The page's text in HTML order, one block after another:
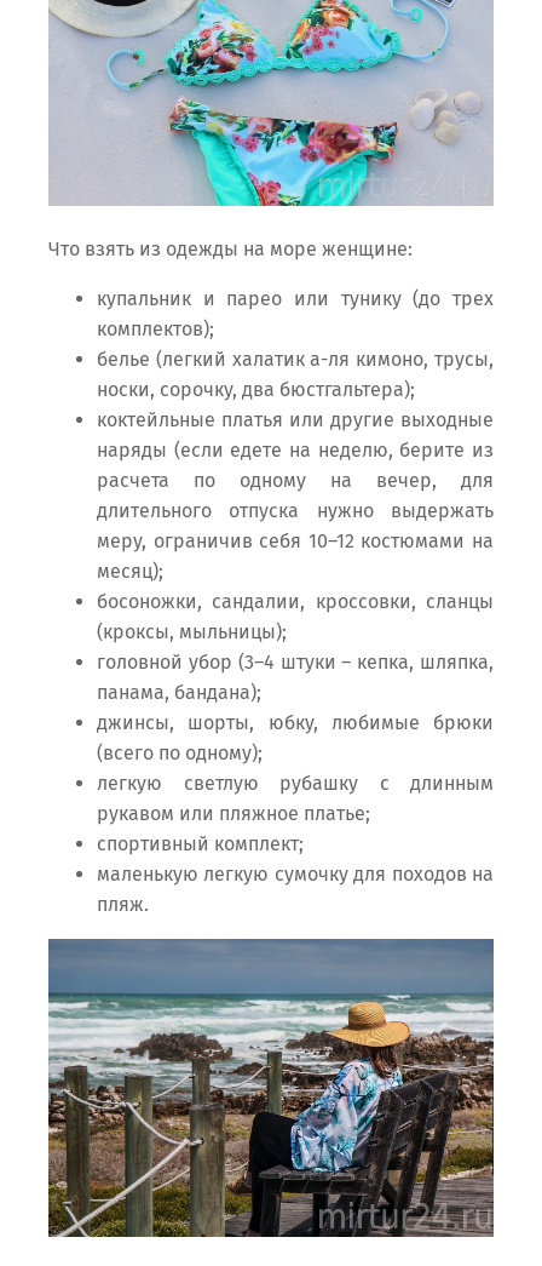
Что взять из одежды на море женщине:
купальник и парео или тунику (до трех
комплектов);
белье (легкий халатик а-ля кимоно, трусы,
носки, сорочку, два бюстгальтера);
коктейльные платья или другие выходные
наряды (если едете на неделю, берите из
расчета по одному на вечер, для
длительного отпуска нужно выдержать
меру, ограничив себя 10–12 костюмами на
месяц);
босоножки, сандалии, кроссовки, сланцы
(кроксы, мыльницы);
головной убор (3–4 штуки – кепка, шляпка,
панама, бандана);
джинсы, шорты, юбку, любимые брюки
(всего по одному);
легкую светлую рубашку с длинным
рукавом или пляжное платье;
спортивный комплект;
маленькую легкую сумочку для походов на
пляж.